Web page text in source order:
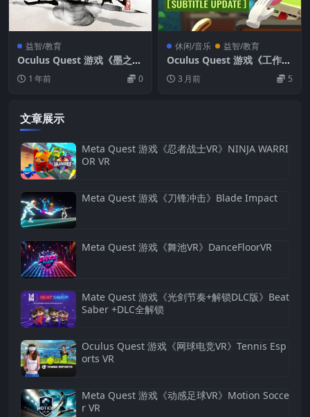
益智/教育
Oculus Quest 游戏《墨之韵
VR》You, Calligrapher VR
1 年前 0
休闲/音乐 益智/教育
Oculus Quest 游戏《工作模
拟器VR》Job Simulator 必
玩VR游戏破解版下载
3 月前 5
文章展示
Meta Quest 游戏《忍者战士VR》NINJA WARRI
OR VR
Meta Quest 游戏《刀锋冲击》Blade Impact
Meta Quest 游戏《舞池VR》DanceFloorVR
Mate Quest 游戏《光剑节奏+解锁DLC版》Beat
Saber +DLC全解锁
Oculus Quest 游戏《网球电竞VR》Tennis Esp
orts VR
Meta Quest 游戏《动感足球VR》Motion Socce
r VR